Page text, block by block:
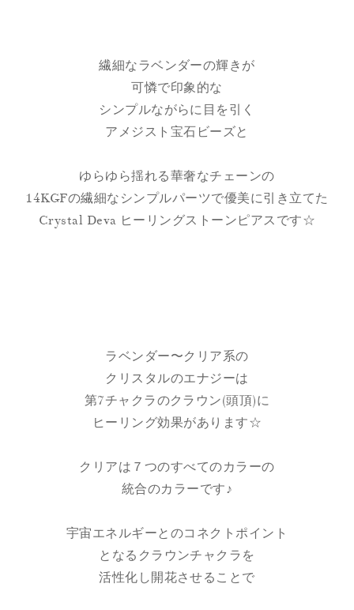
繊細なラベンダーの輝きが
可憐で印象的な
シンプルながらに目を引く
アメジスト宝石ビーズと
ゆらゆら揺れる華奢なチェーンの
14KGFの繊細なシンプルパーツで優美に引き立てた
Crystal Deva ヒーリングストーンピアスです☆
ラベンダー〜クリア系の
クリスタルのエナジーは
第7チャクラのクラウン(頭頂)に
ヒーリング効果があります☆
クリアは７つのすべてのカラーの
統合のカラーです♪
宇宙エネルギーとのコネクトポイント
となるクラウンチャクラを
活性化し開花させることで